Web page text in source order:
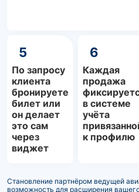
5
По запросу
клиента
бронируете
билет или
он делает
это сам
через
виджет
6
Каждая
продажа
в системе
учёта
к профилю
Становление партнёром ведущей
возможность для расширения